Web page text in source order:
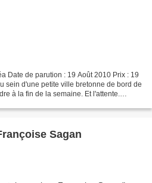
Date de parution : 19 Août 2010 Prix : 19
sein d'une petite ville bretonne de bord de
à la fin de la semaine. Et l'attente.
Sagan